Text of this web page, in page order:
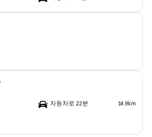
자동차로 22분 14.9km